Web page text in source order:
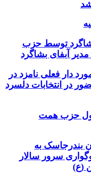
توسط حزب
آبفای بشاگرد
دار فعلی نامزد در
در انتخابات دلسرد
حزب همت
بندرجاسک به
سرور سالار
(ع)